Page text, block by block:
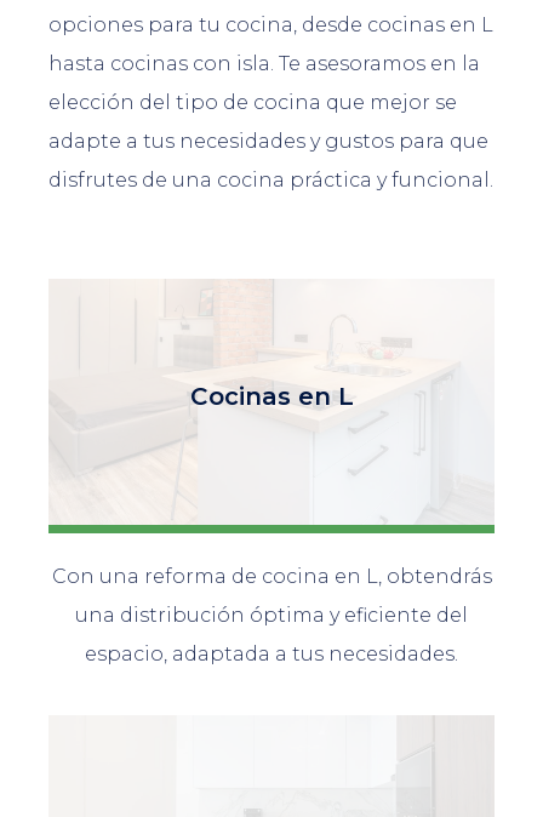
opciones para tu cocina, desde cocinas en L
hasta cocinas con isla. Te asesoramos en la
elección del tipo de cocina que mejor se
adapte a tus necesidades y gustos para que
disfrutes de una cocina práctica y funcional.
Cocinas en L
Con una reforma de cocina en L, obtendrás
una distribución óptima y eficiente del
espacio, adaptada a tus necesidades.